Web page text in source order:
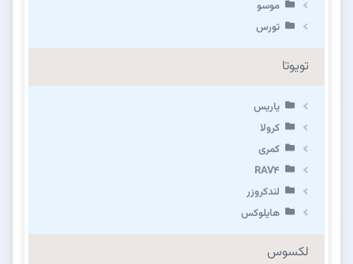
موسو
تورس
تویوتا
یاریس
کرولا
کمری
RAV4
لندکروزر
هایلوکس
لکسوس